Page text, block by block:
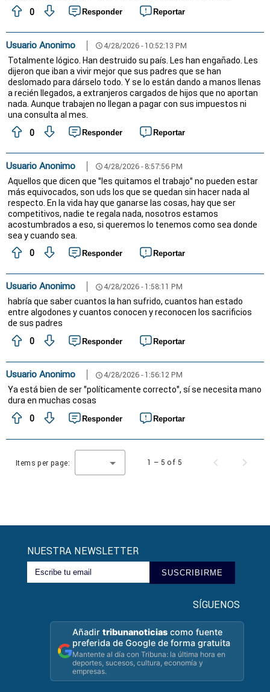
0
Responder Reportar
Usuario Anonimo schedule 4/28/2026 - 10:52:13 PM
Totalmente lógico. Han destruido su país. Les han engañado. Les
dijeron que iban a vivir mejor que sus padres que se han
deslomado para dárselo todo. Y se lo están dando a manos llenas
a recién llegados, a extranjeros cargados de hijos que no aportan
nada. Aunque trabajen no llegan a pagar con sus impuestos ni
una consulta al mes.
0
Responder Reportar
Usuario Anonimo schedule 4/28/2026 - 8:57:56 PM
Aquellos que dicen que "les quitamos el trabajo" no pueden estar
más equivocados, son uds los que se quedan sin hacer nada al
respecto. En la vida hay que ganarse las cosas, hay que ser
competitivos, nadie te regala nada, nosotros estamos
acostumbrados a eso, si queremos lo tenemos como sea donde
sea y cuando sea.
0
Responder Reportar
Usuario Anonimo schedule 4/28/2026 - 1:58:11 PM
habría que saber cuantos la han sufrido, cuantos han estado
entre algodones y cuantos conocen y reconocen los sacrificios
de sus padres
0
Responder Reportar
Usuario Anonimo schedule 4/28/2026 - 1:56:12 PM
Ya está bien de ser "políticamente correcto", sí se necesita mano
dura en muchas cosas
0
Responder Reportar
Items per page: 1 – 5 of 5
NUESTRA NEWSLETTER
SUSCRIBIRME
SÍGUENOS
Añadirtribunanoticias como fuente
preferida de Google de forma gratuita
Mantente al día con Tribuna: la última hora en
deportes, sucesos, cultura, economía y
empresas.